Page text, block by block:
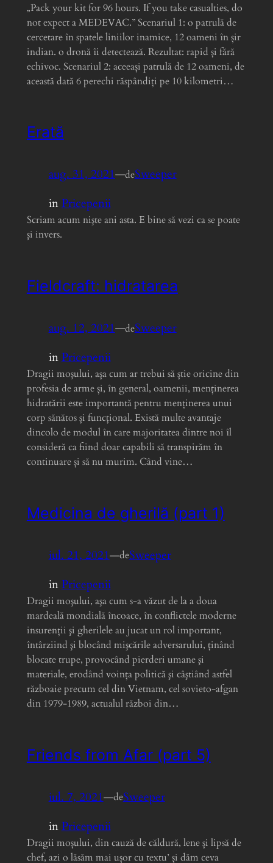
„Pack your kit for 96 hours. If you take casualties, do
not expect a MEDEVAC.” Scenariul 1: o patrulă de
cercetare în spatele liniilor inamice, 12 oameni în șir
indian. o dronă îi detectează. Rezultat: rapid și fără
echivoc. Scenariul 2: aceeași patrulă de 12 oameni, de
această dată 6 perechi răspândiți pe 10 kilometri…
Erată
aug. 31, 2021—deSweeper
inPricepenii
Scriam acum nişte ani asta. E bine să vezi ca se poate
şi invers.
Fieldcraft: hidratarea
aug. 12, 2021—deSweeper
inPricepenii
Dragii moşului, așa cum ar trebui să știe oricine din
profesia de arme și, în general, oamenii, menținerea
hidratării este importantă pentru menținerea unui
corp sănătos și funcțional. Există multe avantaje
dincolo de modul în care majoritatea dintre noi îl
consideră ca fiind doar capabili să transpirăm în
continuare și să nu murim. Când vine…
Medicina de gherilă (part 1)
iul. 21, 2021—deSweeper
inPricepenii
Dragii moşului, aşa cum s-a văzut de la a doua
mardeală mondială încoace, în conflictele moderne
insurenţii şi gherilele au jucat un rol important,
întârziind şi blocând mişcările adversarului, ţinând
blocate trupe, provocând pierderi umane şi
materiale, erodând voinţa politică şi câştiând astfel
războaie precum cel din Vietnam, cel sovieto-afgan
din 1979-1989, actualul război din…
Friends from Afar (part 5)
iul. 7, 2021—deSweeper
inPricepenii
Dragii moșului, din cauză de căldură, lene și lipsă de
chef, azi o lăsăm mai ușor cu textu’ și dăm ceva